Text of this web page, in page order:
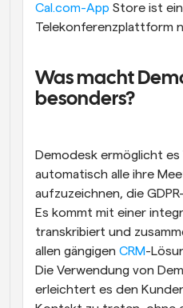
Cal.com-App Store ist
Telekonferenzplattform
Was macht
besonders?
Demodesk ermöglicht
automatisch alle ihre
aufzuzeichnen, die
Es kommt mit einer
transkribiert und
allen gängigen CRM-
Die Verwendung von
erleichtert es den